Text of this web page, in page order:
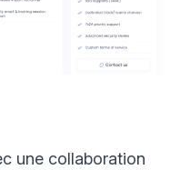
une collaboration